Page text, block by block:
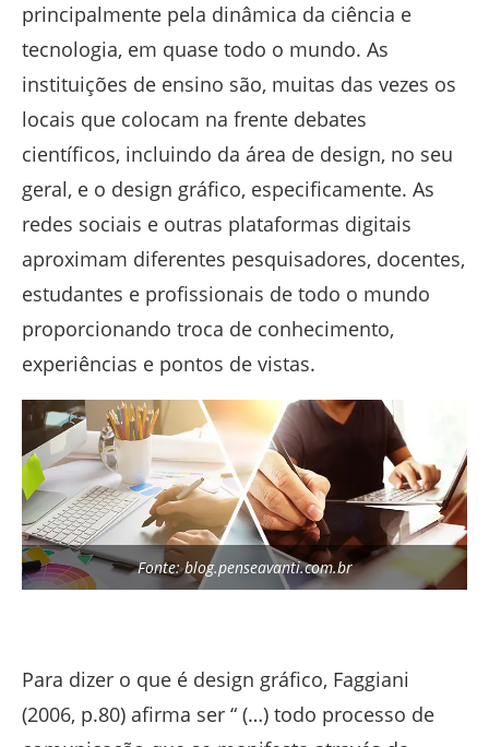
principalmente pela dinâmica da ciência e
tecnologia, em quase todo o mundo. As
instituições de ensino são, muitas das vezes os
locais que colocam na frente debates
científicos, incluindo da área de design, no seu
geral, e o design gráfico, especificamente. As
redes sociais e outras plataformas digitais
aproximam diferentes pesquisadores, docentes,
estudantes e profissionais de todo o mundo
proporcionando troca de conhecimento,
experiências e pontos de vistas.
Fonte: blog.penseavanti.com.br
Para dizer o que é design gráfico, Faggiani
(2006, p.80) afirma ser “ (…) todo processo de